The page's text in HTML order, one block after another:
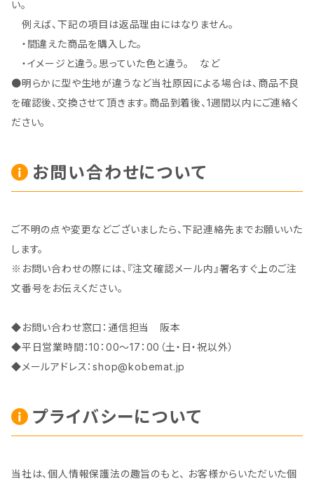
い。
例えば、下記の項目は返品理由にはなりません。
・間違えた商品を購入した。
・イメージと違う。思っていた色と違う。 など
●明らかに型や生地が違うなど当社原因による場合は、商品不良
を確認後、交換させて頂きます。商品到着後、1週間以内にご連絡く
ださい。
お問い合わせについて
ご不明の点や変更などございましたら、下記連絡先までお願いいた
します。
※お問い合わせの際には、『注文確認メール内』署名すぐ上のご注
文番号をお伝えください。
◆お問い合わせ窓口：通信担当 阪本
◆平日営業時間：10：00～17：00（土・日・祝以外）
◆メールアドレス：shop@kobemat.jp
プライバシーについて
当社は、個人情報保護法の趣旨のもと、 お客様からいただいた個